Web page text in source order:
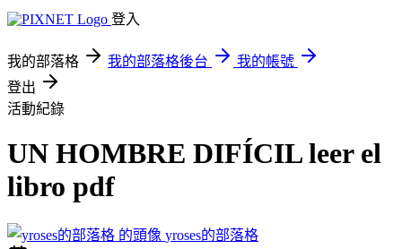
登入
我的部落格 我的部落格後台
我的帳號
登出
活動紀錄
UN HOMBRE DIFÍCIL leer el
libro pdf
yroses的部落格